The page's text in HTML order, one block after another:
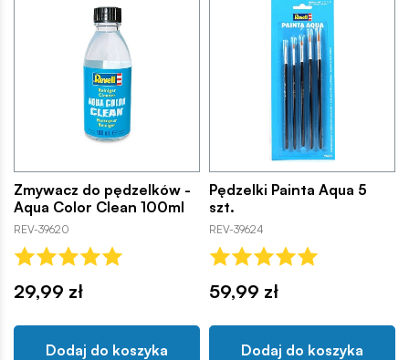
Zmywacz do pędzelków -
Aqua Color Clean 100ml
REV-39620
29,99 zł
Dodaj do koszyka
Pędzelki Painta Aqua 5
szt.
REV-39624
59,99 zł
Dodaj do koszyka